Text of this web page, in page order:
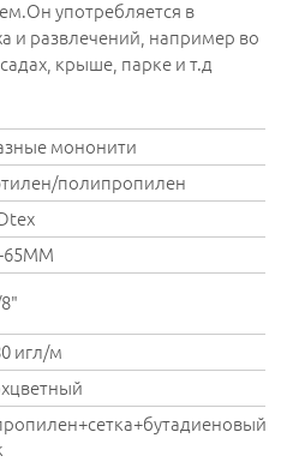
употребляется в
и развлечений, например во
крыше, парке и т.д
мононити
полипропилен
65MM
игл/м